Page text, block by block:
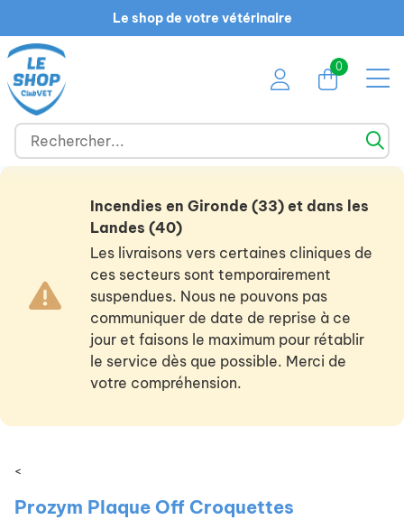
Le shop de votre vétérinaire
0
Incendies en Gironde (33) et dans les
Landes (40)
Les livraisons vers certaines cliniques de
ces secteurs sont temporairement
suspendues. Nous ne pouvons pas
communiquer de date de reprise à ce
jour et faisons le maximum pour rétablir
le service dès que possible. Merci de
votre compréhension.
<
Prozym Plaque Off Croquettes